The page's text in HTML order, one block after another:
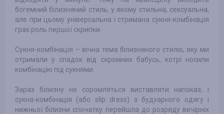
богемний білизняний стиль, у якому стильна, сексуальна,
але при цьому універсальна і стримана сукня-комбінація
грає роль першої скрипки.
Сукня-комбінація – вічна тема білизняного стилю, яку ми
отримали у спадок від скромних бабусь, котрі носили
комбінацію під сукнями.
Зараз білизну не соромляться виставляти напоказ, і
сукня-комбінація (або slip dress) з будуарного одягу і
нижньої білизни спочатку перейшла до розряду вечірніх